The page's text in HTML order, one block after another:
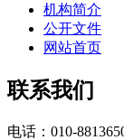
机构简介
公开文件
网站首页
联系我们
电话：010-